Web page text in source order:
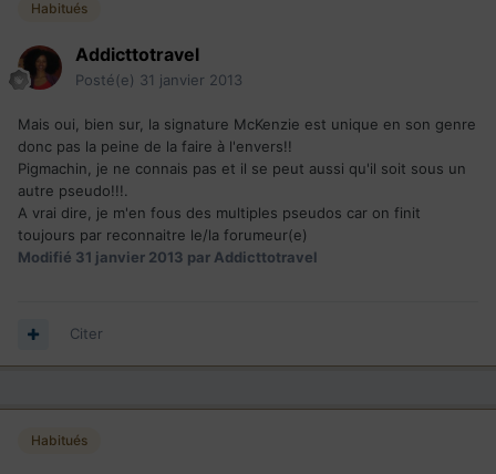
Habitués
Addicttotravel
Posté(e) 31 janvier 2013
Mais oui, bien sur, la signature McKenzie est unique en son genre
donc pas la peine de la faire à l'envers!!
Pigmachin, je ne connais pas et il se peut aussi qu'il soit sous un
autre pseudo!!!.
A vrai dire, je m'en fous des multiples pseudos car on finit
toujours par reconnaitre le/la forumeur(e)
Modifié 31 janvier 2013 par Addicttotravel
Citer
Habitués